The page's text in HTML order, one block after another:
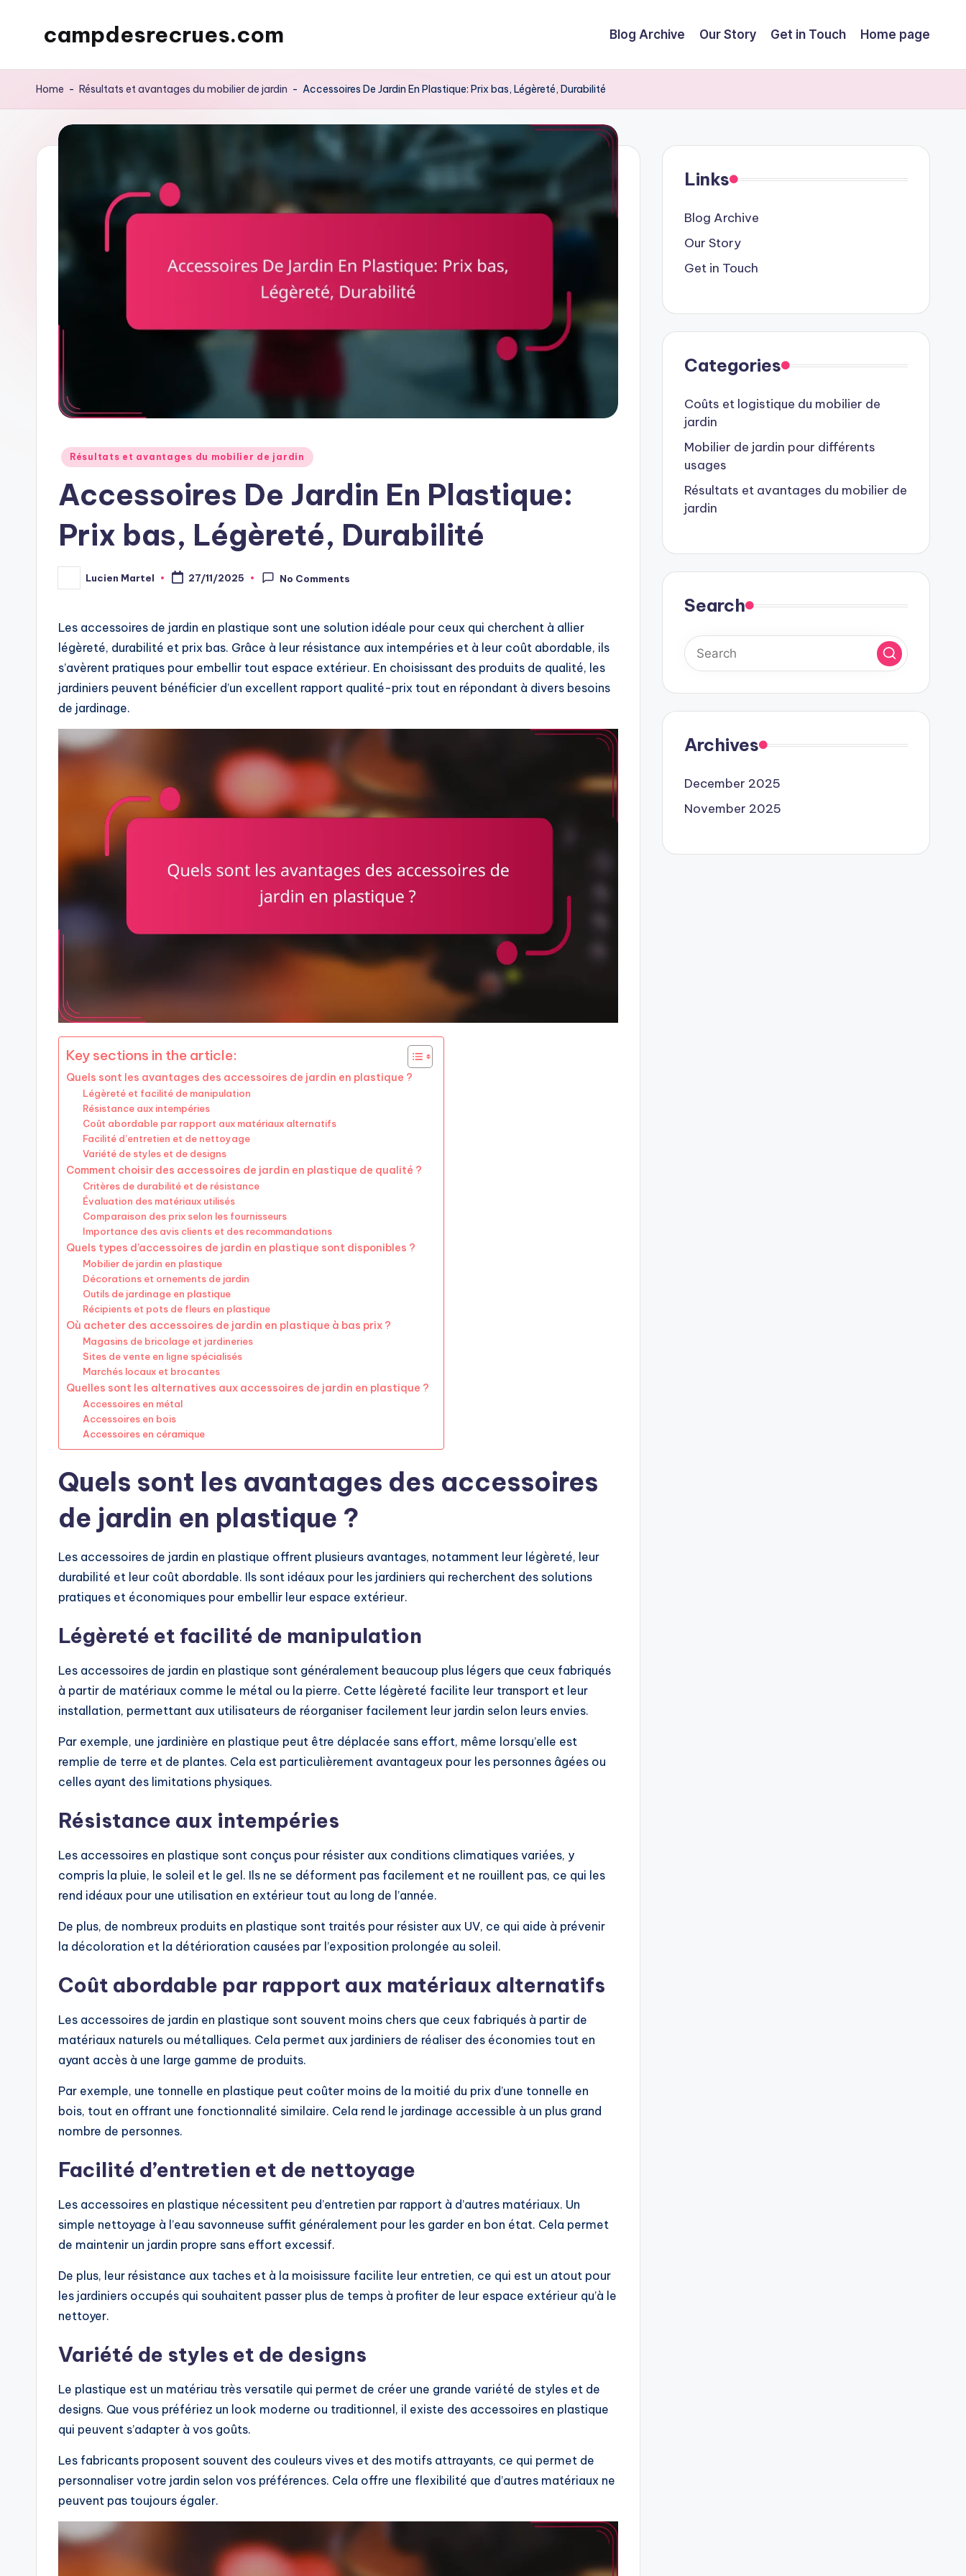
campdesrecrues.com Blog Archive Our Story Get in Touch Home page
Home - Résultats et avantages du mobilier de jardin - Accessoires De Jardin En Plastique: Prix bas, Légèreté, Durabilité
Posted
Résultats et avantages du mobilier de jardin
Accessoires De Jardin En Plastique:
Prix bas, Légèreté, Durabilité
Posted
by
Lucien Martel 27/11/2025 No Comments
Les accessoires de jardin en plastique sont une solution idéale pour ceux qui cherchent à allier
légèreté, durabilité et prix bas. Grâce à leur résistance aux intempéries et à leur coût abordable, ils
s’avèrent pratiques pour embellir tout espace extérieur. En choisissant des produits de qualité, les
jardiniers peuvent bénéficier d’un excellent rapport qualité-prix tout en répondant à divers besoins
de jardinage.
Key sections in the article:
Quels sont les avantages des accessoires de jardin en plastique ?
Légèreté et facilité de manipulation
Résistance aux intempéries
Coût abordable par rapport aux matériaux alternatifs
Facilité d’entretien et de nettoyage
Variété de styles et de designs
Comment choisir des accessoires de jardin en plastique de qualité ?
Critères de durabilité et de résistance
Évaluation des matériaux utilisés
Comparaison des prix selon les fournisseurs
Importance des avis clients et des recommandations
Quels types d’accessoires de jardin en plastique sont disponibles ?
Mobilier de jardin en plastique
Décorations et ornements de jardin
Outils de jardinage en plastique
Récipients et pots de fleurs en plastique
Où acheter des accessoires de jardin en plastique à bas prix ?
Magasins de bricolage et jardineries
Sites de vente en ligne spécialisés
Marchés locaux et brocantes
Quelles sont les alternatives aux accessoires de jardin en plastique ?
Accessoires en métal
Accessoires en bois
Accessoires en céramique
Quels sont les avantages des accessoires
de jardin en plastique ?
Les accessoires de jardin en plastique offrent plusieurs avantages, notamment leur légèreté, leur
durabilité et leur coût abordable. Ils sont idéaux pour les jardiniers qui recherchent des solutions
pratiques et économiques pour embellir leur espace extérieur.
Légèreté et facilité de manipulation
Les accessoires de jardin en plastique sont généralement beaucoup plus légers que ceux fabriqués
à partir de matériaux comme le métal ou la pierre. Cette légèreté facilite leur transport et leur
installation, permettant aux utilisateurs de réorganiser facilement leur jardin selon leurs envies.
Par exemple, une jardinière en plastique peut être déplacée sans effort, même lorsqu’elle est
remplie de terre et de plantes. Cela est particulièrement avantageux pour les personnes âgées ou
celles ayant des limitations physiques.
Résistance aux intempéries
Les accessoires en plastique sont conçus pour résister aux conditions climatiques variées, y
compris la pluie, le soleil et le gel. Ils ne se déforment pas facilement et ne rouillent pas, ce qui les
rend idéaux pour une utilisation en extérieur tout au long de l’année.
De plus, de nombreux produits en plastique sont traités pour résister aux UV, ce qui aide à prévenir
la décoloration et la détérioration causées par l’exposition prolongée au soleil.
Coût abordable par rapport aux matériaux alternatifs
Les accessoires de jardin en plastique sont souvent moins chers que ceux fabriqués à partir de
matériaux naturels ou métalliques. Cela permet aux jardiniers de réaliser des économies tout en
ayant accès à une large gamme de produits.
Par exemple, une tonnelle en plastique peut coûter moins de la moitié du prix d’une tonnelle en
bois, tout en offrant une fonctionnalité similaire. Cela rend le jardinage accessible à un plus grand
nombre de personnes.
Facilité d’entretien et de nettoyage
Les accessoires en plastique nécessitent peu d’entretien par rapport à d’autres matériaux. Un
simple nettoyage à l’eau savonneuse suffit généralement pour les garder en bon état. Cela permet
de maintenir un jardin propre sans effort excessif.
De plus, leur résistance aux taches et à la moisissure facilite leur entretien, ce qui est un atout pour
les jardiniers occupés qui souhaitent passer plus de temps à profiter de leur espace extérieur qu’à le
nettoyer.
Variété de styles et de designs
Le plastique est un matériau très versatile qui permet de créer une grande variété de styles et de
designs. Que vous préfériez un look moderne ou traditionnel, il existe des accessoires en plastique
qui peuvent s’adapter à vos goûts.
Les fabricants proposent souvent des couleurs vives et des motifs attrayants, ce qui permet de
personnaliser votre jardin selon vos préférences. Cela offre une flexibilité que d’autres matériaux ne
peuvent pas toujours égaler.
Links
Blog Archive
Our Story
Get in Touch
Categories
Coûts et logistique du mobilier de
jardin
Mobilier de jardin pour différents
usages
Résultats et avantages du mobilier de
jardin
Search
Archives
December 2025
November 2025